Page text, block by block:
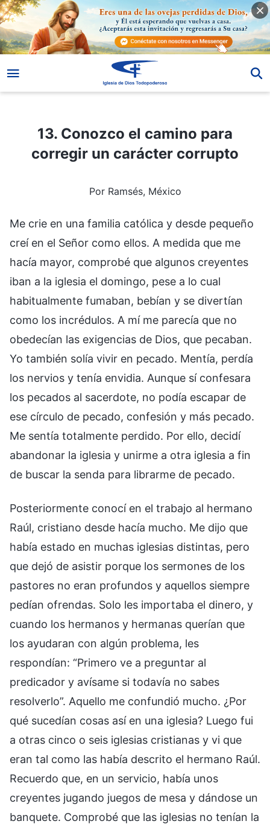
13. Conozco el camino para
corregir un carácter corrupto
Por Ramsés, México
Me crie en una familia católica y desde pequeño
creí en el Señor como ellos. A medida que me
hacía mayor, comprobé que algunos creyentes
iban a la iglesia el domingo, pese a lo cual
habitualmente fumaban, bebían y se divertían
como los incrédulos. A mí me parecía que no
obedecían las exigencias de Dios, que pecaban.
Yo también solía vivir en pecado. Mentía, perdía
los nervios y tenía envidia. Aunque sí confesara
los pecados al sacerdote, no podía escapar de
ese círculo de pecado, confesión y más pecado.
Me sentía totalmente perdido. Por ello, decidí
abandonar la iglesia y unirme a otra iglesia a fin
de buscar la senda para librarme de pecado.
Posteriormente conocí en el trabajo al hermano
Raúl, cristiano desde hacía mucho. Me dijo que
había estado en muchas iglesias distintas, pero
que dejó de asistir porque los sermones de los
pastores no eran profundos y aquellos siempre
pedían ofrendas. Solo les importaba el dinero, y
cuando los hermanos y hermanas querían que
los ayudaran con algún problema, les
respondían: “Primero ve a preguntar al
predicador y avísame si todavía no sabes
resolverlo”. Aquello me confundió mucho. ¿Por
qué sucedían cosas así en una iglesia? Luego fui
a otras cinco o seis iglesias cristianas y vi que
eran tal como las había descrito el hermano Raúl.
Recuerdo que, en un servicio, había unos
creyentes jugando juegos de mesa y dándose un
banquete. Comprobé que las iglesias no tenían la